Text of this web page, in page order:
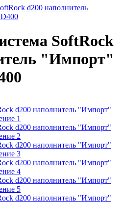
d200 наполнитель
SoftRock
"Импорт"